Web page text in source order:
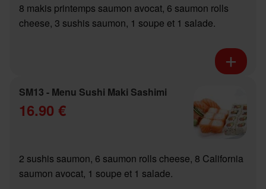
8 makis printemps saumon avocat, 6 saumon rolls
cheese, 3 sushis saumon, 1 soupe et 1 salade.
SM13 - Menu Sushi Maki Sashimi
16.90 €
2 sushis saumon, 6 saumon rolls cheese, 8 California
saumon avocat, 1 soupe et 1 salade.